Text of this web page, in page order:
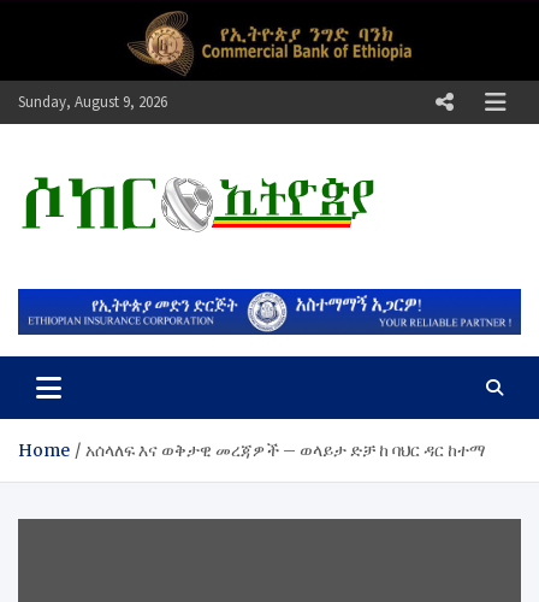
Sunday, August 9, 2026
ሶከር ኢትዮጵያ
Home አሰላለፍ እና ወቅታዊ መረጃዎች – ወላይታ ድቻ ከ ባህር ዳር ከተማ